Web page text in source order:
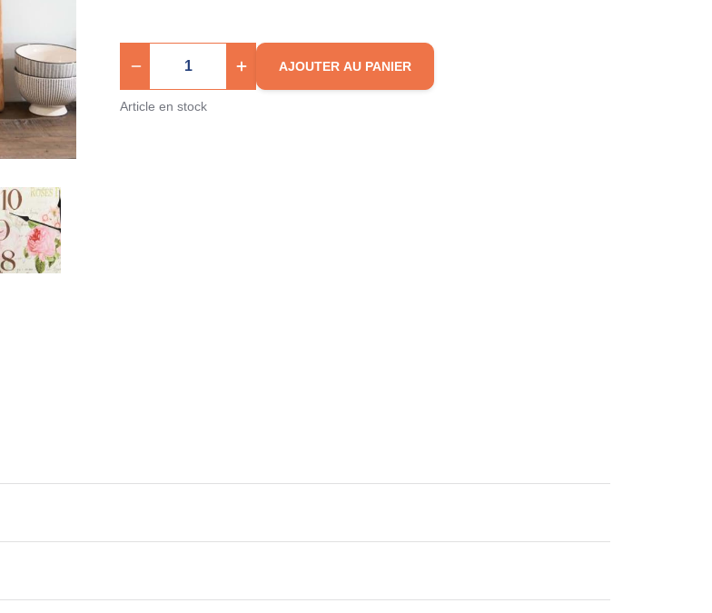
AJOUTER AU PANIER
Article en stock